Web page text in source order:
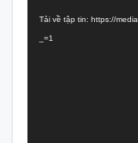
Video
Tải về tập tin: https://
_=1